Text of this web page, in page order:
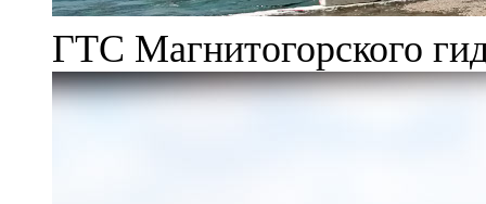
ГТС Магнитогорского